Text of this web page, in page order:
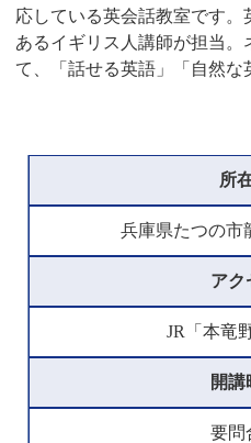
応している英会話教室です
あるイギリス人講師が担当
て、「話せる英語」「自然な
所
兵庫県たつの市
アク
JR「本竜
開講
要問